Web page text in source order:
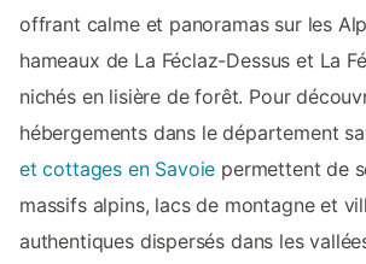
offrant calme et panoramas sur les
hameaux de La Féclaz-Dessus et La
nichés en lisière de forêt. Pour
hébergements dans le département
et cottages en Savoie permettent de
massifs alpins, lacs de montagne et
authentiques dispersés dans les